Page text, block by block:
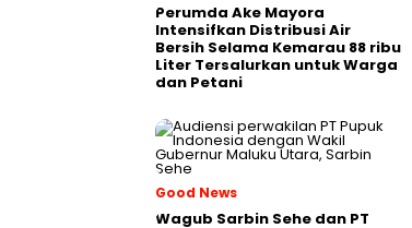
Perumda Ake Mayora
Intensifkan Distribusi Air
Bersih Selama Kemarau 88 ribu
Liter Tersalurkan untuk Warga
dan Petani
Good News
Wagub Sarbin Sehe dan PT